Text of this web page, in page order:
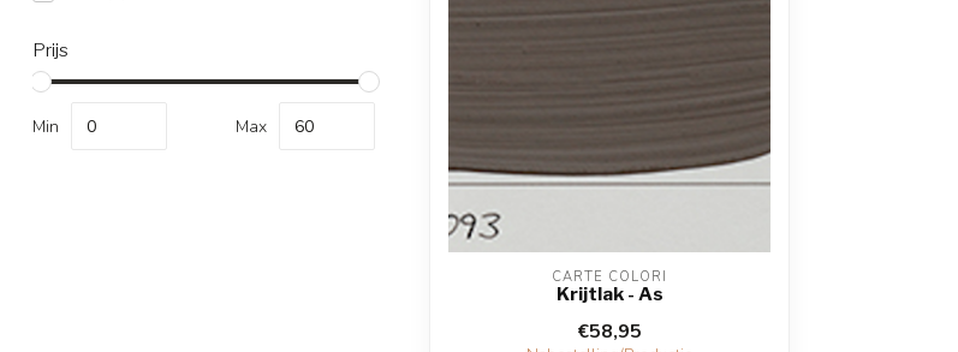
Prijs
Min Max
CARTE COLORI
Krijtlak - As
€58,95